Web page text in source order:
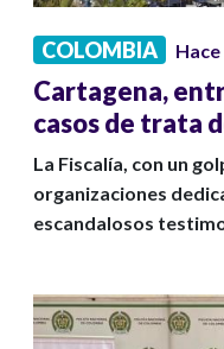
COLOMBIA Hace
Cartagena,
casos de trata
La Fiscalía, con un
organizaciones
escandalosos